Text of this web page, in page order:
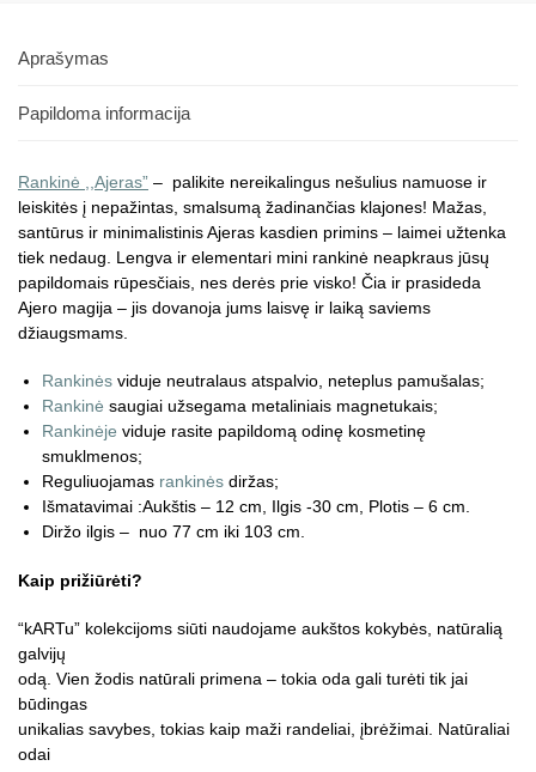
Aprašymas
Papildoma informacija
Rankinė ,, Ajeras” – palikite nereikalingus nešulius namuose ir
leiskitės į nepažintas, smalsumą žadinančias klajones! Mažas,
santūrus ir minimalistinis Ajeras kasdien primins – laimei užtenka
tiek nedaug. Lengva ir elementari mini rankinė neapkraus jūsų
papildomais rūpesčiais, nes derės prie visko! Čia ir prasideda
Ajero magija – jis dovanoja jums laisvę ir laiką saviems
džiaugsmams.
Rankinės viduje neutralaus atspalvio, neteplus pamušalas;
Rankinė saugiai užsegama metaliniais magnetukais;
Rankinėje viduje rasite papildomą odinę kosmetinę
smuklmenos;
Reguliuojamas rankinės diržas;
Išmatavimai :Aukštis – 12 cm, Ilgis -30 cm, Plotis – 6 cm.
Diržo ilgis – nuo 77 cm iki 103 cm.
Kaip prižiūrėti?
“kARTu” kolekcijoms siūti naudojame aukštos kokybės, natūralią
galvijų
odą. Vien žodis natūrali primena – tokia oda gali turėti tik jai
būdingas
unikalias savybes, tokias kaip maži randeliai, įbrėžimai. Natūraliai
odai